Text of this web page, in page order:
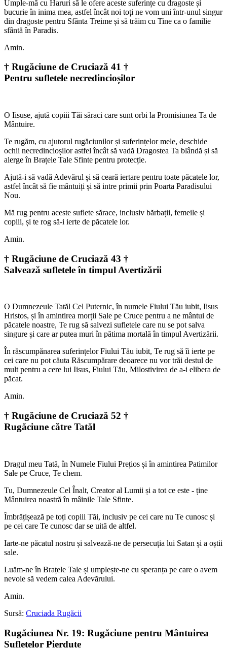
Umple-mă cu Haruri să le ofere aceste suferințe cu dragoste și
bucurie în inima mea, astfel încât noi toți ne vom uni într-unul singur
din dragoste pentru Sfânta Treime și să trăim cu Tine ca o familie
sfântă în Paradis.
Amin.
† Rugăciune de Cruciază 41 †
Pentru sufletele necredincioșilor
O Iisuse, ajută copiii Tăi săraci care sunt orbi la Promisiunea Ta de
Mântuire.
Te rugăm, cu ajutorul rugăciunilor și suferințelor mele, deschide
ochii necredincioșilor astfel încât să vadă Dragostea Ta blândă și să
alerge în Brațele Tale Sfinte pentru protecție.
Ajută-i să vadă Adevărul și să ceară iertare pentru toate păcatele lor,
astfel încât să fie mântuiți și să intre primii prin Poarta Paradisului
Nou.
Mă rug pentru aceste suflete sărace, inclusiv bărbații, femeile și
copiii, și te rog să-i ierte de păcatele lor.
Amin.
† Rugăciune de Cruciază 43 †
Salvează sufletele în timpul Avertizării
O Dumnezeule Tatăl Cel Puternic, în numele Fiului Tău iubit, Iisus
Hristos, și în amintirea morții Sale pe Cruce pentru a ne mântui de
păcatele noastre, Te rug să salvezi sufletele care nu se pot salva
singure și care ar putea muri în pătima mortală în timpul Avertizării.
În răscumpănarea suferințelor Fiului Tău iubit, Te rug să îi ierte pe
cei care nu pot căuta Răscumpărare deoarece nu vor trăi destul de
mult pentru a cere lui Iisus, Fiului Tău, Milostivirea de a-i elibera de
păcat.
Amin.
† Rugăciune de Cruciază 52 †
Rugăciune către Tatăl
Dragul meu Tată, în Numele Fiului Prețios și în amintirea Patimilor
Sale pe Cruce, Te chem.
Tu, Dumnezeule Cel Înalt, Creator al Lumii și a tot ce este - ține
Mântuirea noastră în mâinile Tale Sfinte.
Îmbrățișează pe toți copiii Tăi, inclusiv pe cei care nu Te cunosc și
pe cei care Te cunosc dar se uită de altfel.
Iarte-ne păcatul nostru și salvează-ne de persecuția lui Satan și a oștii
sale.
Luăm-ne în Brațele Tale și umplește-ne cu speranța pe care o avem
nevoie să vedem calea Adevărului.
Amin.
Sursă: Cruciada Rugăcii
Rugăciunea Nr. 19: Rugăciune pentru Mântuirea
Sufletelor Pierdute